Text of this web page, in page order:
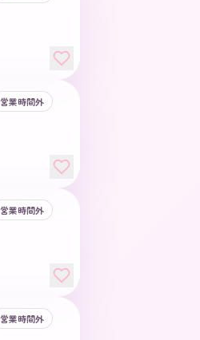
営業時間外
営業時間外
営業時間外